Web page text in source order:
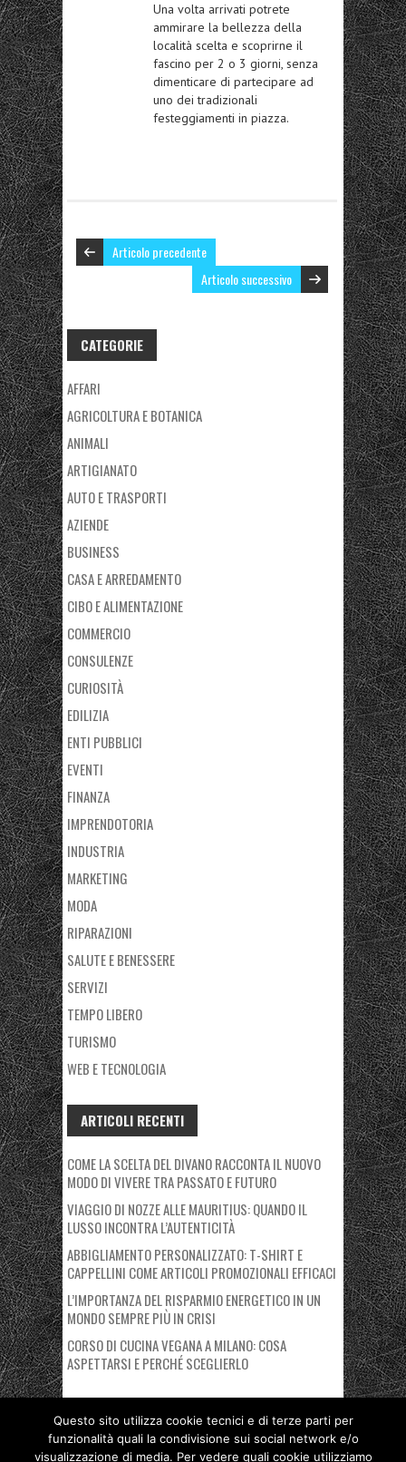
Una volta arrivati potrete
ammirare la bellezza della
località scelta e scoprirne il
fascino per 2 o 3 giorni, senza
dimenticare di partecipare ad
uno dei tradizionali
festeggiamenti in piazza.
Articolo precedente
Articolo successivo
CATEGORIE
AFFARI
AGRICOLTURA E BOTANICA
ANIMALI
ARTIGIANATO
AUTO E TRASPORTI
AZIENDE
BUSINESS
CASA E ARREDAMENTO
CIBO E ALIMENTAZIONE
COMMERCIO
CONSULENZE
CURIOSITÀ
EDILIZIA
ENTI PUBBLICI
EVENTI
FINANZA
IMPRENDOTORIA
INDUSTRIA
MARKETING
MODA
RIPARAZIONI
SALUTE E BENESSERE
SERVIZI
TEMPO LIBERO
TURISMO
WEB E TECNOLOGIA
ARTICOLI RECENTI
COME LA SCELTA DEL DIVANO RACCONTA IL NUOVO
MODO DI VIVERE TRA PASSATO E FUTURO
VIAGGIO DI NOZZE ALLE MAURITIUS: QUANDO IL
LUSSO INCONTRA L’AUTENTICITÀ
ABBIGLIAMENTO PERSONALIZZATO: T-SHIRT E
CAPPELLINI COME ARTICOLI PROMOZIONALI EFFICACI
L’IMPORTANZA DEL RISPARMIO ENERGETICO IN UN
MONDO SEMPRE PIÙ IN CRISI
CORSO DI CUCINA VEGANA A MILANO: COSA
ASPETTARSI E PERCHÉ SCEGLIERLO
Copyright © 2026 Nuovo Polo Fiera Milano. Proudly powered by
Questo sito utilizza cookie tecnici e di terze parti per
funzionalità quali la condivisione sui social network e/o
visualizzazione di media. Per vedere quali cookie utilizziamo